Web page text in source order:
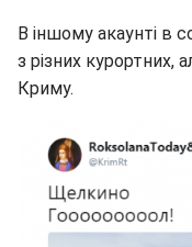
В іншому акаунті в
з різних курортних,
Криму.